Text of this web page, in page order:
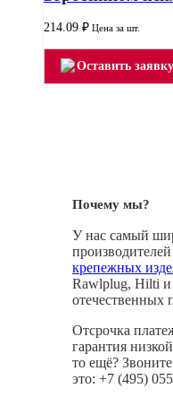
214.09 ₽ Цена за шт.
Оставить заявку
Почему мы?
У нас самый
производителей
крепежных
Rawlplug, Hilti и
отечественных
Отсрочка
гарантия
то ещё?
это: +7 (495)